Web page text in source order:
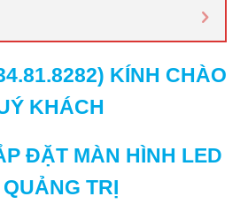
KÍNH CHÀO
KHÁCH
ĐẶT MÀN HÌNH LED
TRỊ